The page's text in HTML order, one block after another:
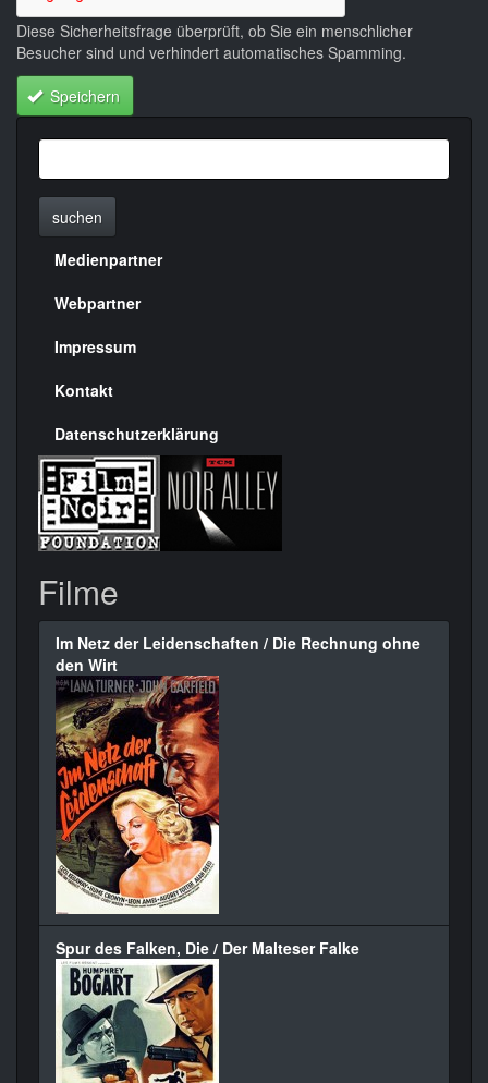
Diese Sicherheitsfrage überprüft, ob Sie ein menschlicher
Besucher sind und verhindert automatisches Spamming.
Speichern
suchen
Menülinks
rechte
Seite
Medienpartner
Webpartner
Impressum
Kontakt
Datenschutzerklärung
Filme
Im Netz der Leidenschaften / Die Rechnung ohne
den Wirt
Spur des Falken, Die / Der Malteser Falke